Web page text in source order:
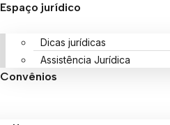
Espaço jurídico
Dicas jurídicas
Assistência Jurídica
Convênios